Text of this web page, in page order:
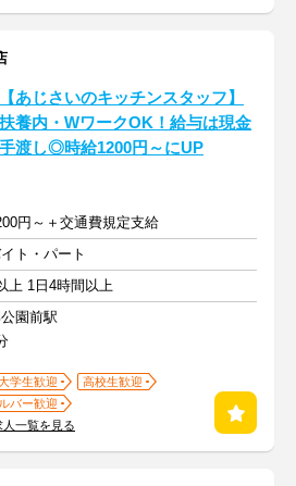
【あじさいのキッチンスタッフ】
扶養内・WワークOK！給与は現金
手渡し◎時給1200円～にUP
円～＋交通費規定支給
ト・パート
上 1日4時間以上
園前駅
学生歓迎
高校生歓迎
バー歓迎
一覧を見る